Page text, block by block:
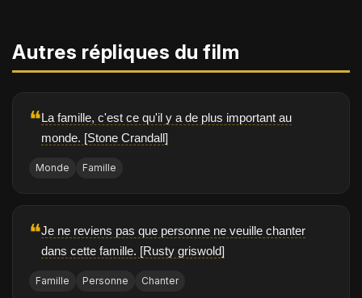
Autres répliques du film
❝La famille, c'est ce qu'il y a de plus important au
monde. [Stone Crandall]
Monde Famille
❝Je ne reviens pas que personne ne veuille chanter
dans cette famille. [Rusty griswold]
Famille Personne Chanter